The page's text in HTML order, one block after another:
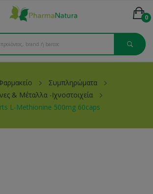
0
Συμπληρώματα
& Μέταλλα -Ιχνοστοιχεία
L-Methionine 500mg 60caps